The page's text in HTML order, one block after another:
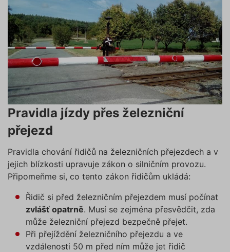
Pravidla jízdy přes železniční
přejezd
Pravidla chování řidičů na železničních přejezdech a v
jejich blízkosti upravuje zákon o silničním provozu.
Připomeňme si, co tento zákon řidičům ukládá:
Řidič si před železničním přejezdem musí počínat
zvlášť opatrně. Musí se zejména přesvědčit, zda
může železniční přejezd bezpečně přejet.
Při přejíždění železničního přejezdu a ve
vzdálenosti 50 m před ním může jet řidič